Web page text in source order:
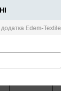
додатка Edem-Textile